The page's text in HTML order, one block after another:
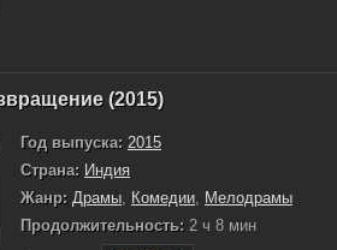
(2015)
Год выпуска: 2015
Страна: Индия
Жанр: Драмы Комедии Мелодрамы
Продолжительность: 2 ч 8 мин